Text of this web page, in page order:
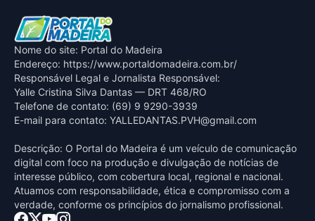
Nome do site: Portal do Madeira
Endereço: https://www.portaldomadeira.com.br/
Responsável Legal e Jornalista Responsável:
Yalle Cristina Silva Dantas — DRT 468/RO
Telefone de contato: (69) 9 9290-3939
E-mail para contato: YALLEDANTAS.PVH@gmail.com
Descrição: O Portal do Madeira é um veículo de comunicação
digital com foco na produção e divulgação de notícias de
interesse público, com cobertura local, regional e nacional.
Atuamos com responsabilidade, ética e compromisso com a
verdade, conforme os princípios do jornalismo profissional.